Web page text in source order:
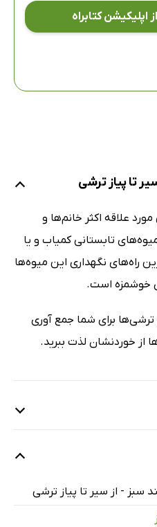
اپلیکیشن کتابراه
تا پیاز ترشی
علاقه اکثر خانم‌ها و
تابستانی کمیاب و یا
راه‌های نگهداری این میوه‌ها
خوشمزه است.
ترشی‌ها برای شما جمع آوری
خوردنشان لذت ببرید.
سبز - از سیر تا پیاز ترشی